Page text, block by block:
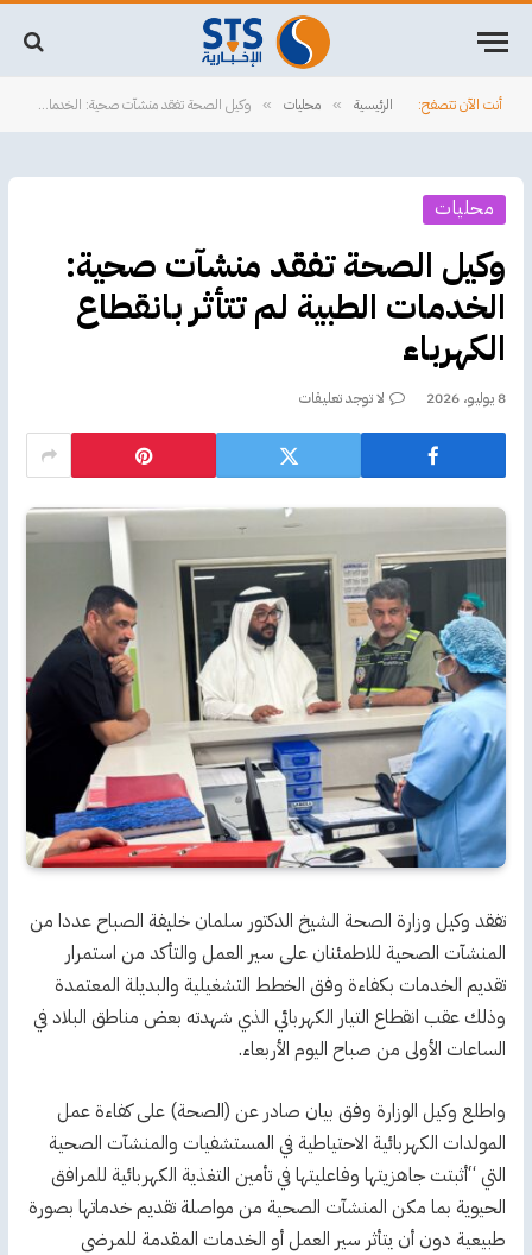
أنت الآن تتصفح: الرئيسية » محليات » وكيل الصحة تفقد منشآت صحية: الخدمات الطبية لم تتأثر بانقطاع الكهرباء
محليات
وكيل الصحة تفقد منشآت صحية:
الخدمات الطبية لم تتأثر بانقطاع
الكهرباء
8 يوليو، 2026 لا توجد تعليقات
تفقد وكيل وزارة الصحة الشيخ الدكتور سلمان خليفة الصباح عددا من
المنشآت الصحية للاطمئنان على سير العمل والتأكد من استمرار
تقديم الخدمات بكفاءة وفق الخطط التشغيلية والبديلة المعتمدة
وذلك عقب انقطاع التيار الكهربائي الذي شهدته بعض مناطق البلاد في
الساعات الأولى من صباح اليوم الأربعاء.
واطلع وكيل الوزارة وفق بيان صادر عن (الصحة) على كفاءة عمل
المولدات الكهربائية الاحتياطية في المستشفيات والمنشآت الصحية
التي “أثبتت جاهزيتها وفاعليتها في تأمين التغذية الكهربائية للمرافق
الحيوية بما مكن المنشآت الصحية من مواصلة تقديم خدماتها بصورة
طبيعية دون أن يتأثر سير العمل أو الخدمات المقدمة للمرضى